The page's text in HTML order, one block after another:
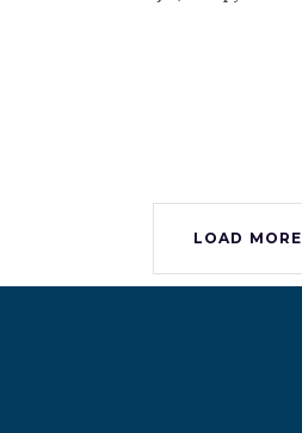
LOAD MORE